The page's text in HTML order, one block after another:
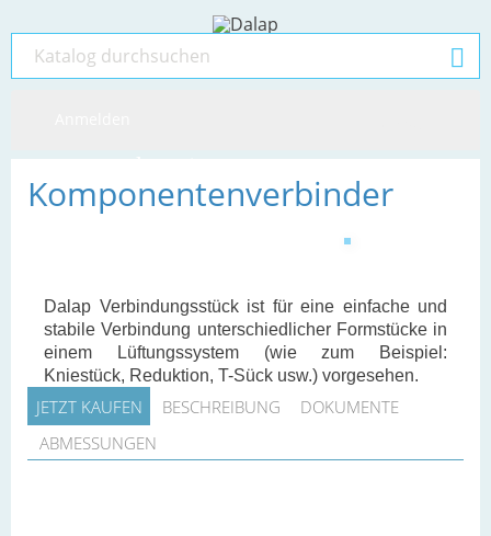

shopping_cart
Komponentenverbinder
Dalap Verbindungsstück ist für eine einfache und
stabile Verbindung unterschiedlicher Formstücke in
einem Lüftungssystem (wie zum Beispiel:
Kniestück, Reduktion, T-Sück usw.) vorgesehen.
JETZT KAUFEN BESCHREIBUNG
DOKUMENTE
ABMESSUNGEN